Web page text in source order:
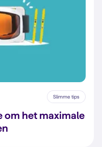
Slimme tips
om het maximale